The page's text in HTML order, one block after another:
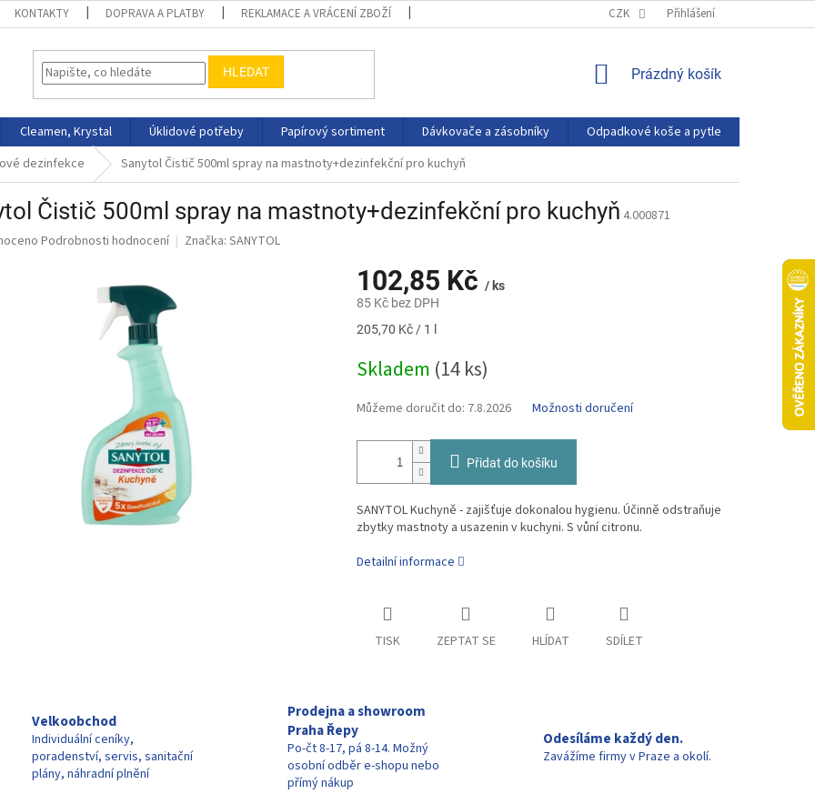
KONTAKTY DOPRAVA A PLATBY REKLAMACE A VRÁCENÍ ZBOŽÍ PODMÍNKY OCHRANY OSOBNÍCH ÚDAJŮ
CZK Přihlášení
HLEDAT
NÁKUPNÍ
Prázdný košík
Cleamen, Krystal Úklidové potřeby Papírový sortiment Dávkovače a zásobníky Odpadkové koše a pytle
dezinfekce Sanytol Čistič 500ml spray na mastnoty+dezinfekční pro kuchyň
Čistič 500ml spray na mastnoty+dezinfekční pro kuchyň 4.000871
Podrobnosti hodnocení Značka: SANYTOL
102,85 Kč / ks
85 Kč bez DPH
Měrná
205,70 Kč / 1 l
Skladem (14 ks)
Můžeme doručit do: 7.8.2026 Možnosti doručení
Přidat do košíku
SANYTOL Kuchyně - zajišťuje dokonalou hygienu. Účinně odstraňuje
zbytky mastnoty a usazenin v kuchyni. S vůní citronu.
Detailní informace
TISK ZEPTAT SE HLÍDAT SDÍLET
Velkoobchod
Individuální ceníky,
poradenství, servis, sanitační
plány, náhradní plnění
Prodejna a showroom
Praha Řepy
Po-čt 8-17, pá 8-14. Možný
osobní odběr e-shopu nebo
přímý nákup
Odesíláme každý den.
Zavážíme firmy v Praze a okolí.